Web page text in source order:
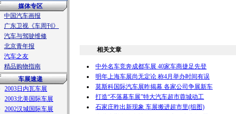
媒体专区
中国汽车画报
广东卫视《车周刊》
汽车与驾驶维修
北京青年报
汽车之友
精品购物指南
车展速递
2003日内瓦车展
2003北美国际车展
2002汉城国际车展
相关文章
中外名车竞奔成都车展 40家车商捷足先登
明年上海车展尚无定论 称4月举办时间有误
莫斯科国际汽车展昨揭幕 各家公司争展新车
打造“不落幕车展”特大汽车超市蓉城动工
石家庄昨出新现象 车展搬进超市里(组图)